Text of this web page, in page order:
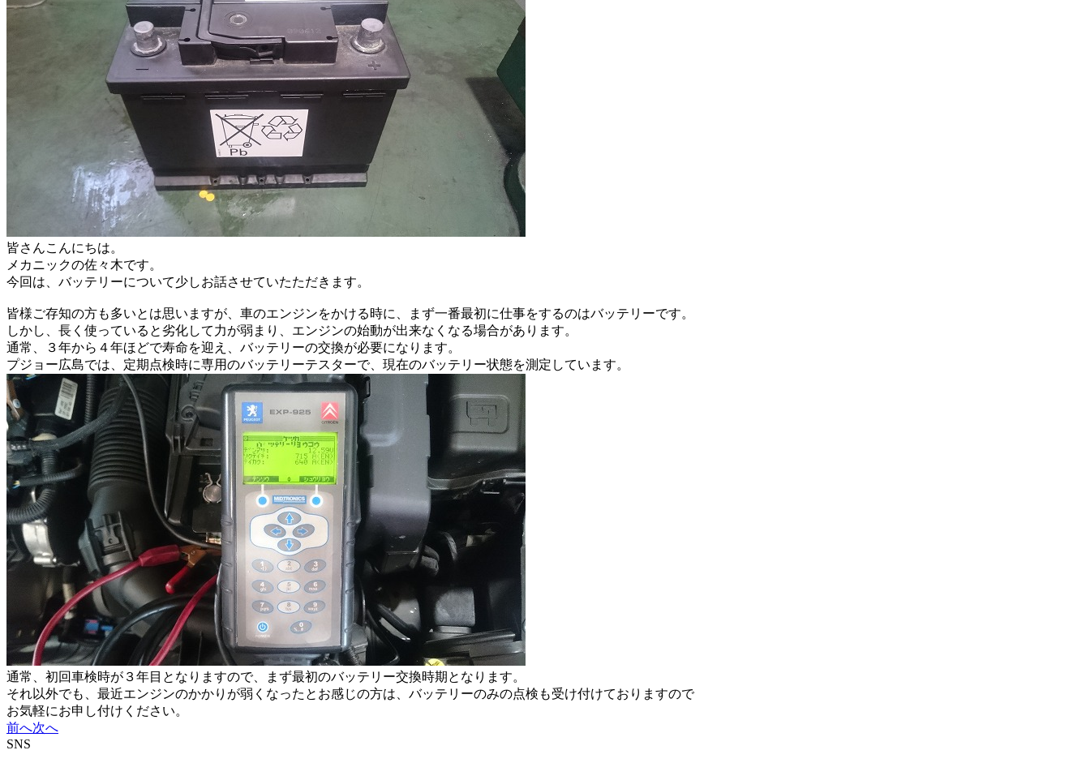
皆さんこんにちは。
メカニックの佐々木です。
今回は、バッテリーについて少しお話させていたただきます。
皆様ご存知の方も多いとは思いますが、車のエンジンをかける時に、まず一番最初に仕事をするのはバッテリーです。
しかし、長く使っていると劣化して力が弱まり、エンジンの始動が出来なくなる場合があります。
通常、３年から４年ほどで寿命を迎え、バッテリーの交換が必要になります。
プジョー広島では、定期点検時に専用のバッテリーテスターで、現在のバッテリー状態を測定しています。
通常、初回車検時が３年目となりますので、まず最初のバッテリー交換時期となります。
それ以外でも、最近エンジンのかかりが弱くなったとお感じの方は、バッテリーのみの点検も受け付けておりますので
お気軽にお申し付けください。
前へ次へ
SNS